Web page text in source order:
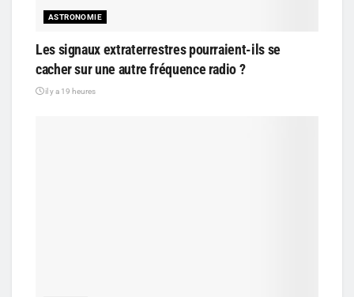
ASTRONOMIE
Les signaux extraterrestres pourraient-ils se
cacher sur une autre fréquence radio ?
il y a 19 heures